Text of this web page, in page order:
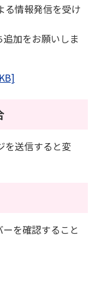
る情報発信を受け
加をお願いしま
を送信すると変
を確認すること